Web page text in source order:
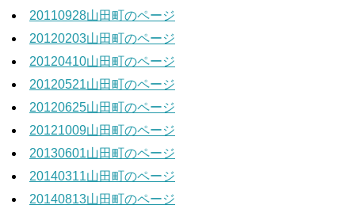
20110928山田町のページ
20120203山田町のページ
20120410山田町のページ
20120521山田町のページ
20120625山田町のページ
20121009山田町のページ
20130601山田町のページ
20140311山田町のページ
20140813山田町のページ